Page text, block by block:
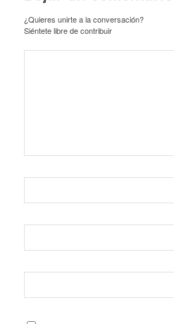
¿Quieres unirte a la conversación?
Siéntete libre de contribuir